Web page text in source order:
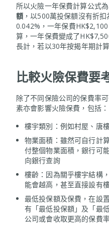
所以火險一年保費計算公式為
額 ，以500萬投保額沒有折
0.042%，一年保費
算，一年保費變成了
長計，若以30年按揭年期計
比較火險保費要
除了不同保險公司的保費率
素亦會影響火險保費，包括：
樓宇類別：例如村屋、唐
物業面積：雖然可自行計
付整個物業面積，銀行可
向銀行查詢
樓齡：因為關乎樓宇結構
能會越高，甚至直接設有
最低投保額及保費，在設
有「最低投保額」及「最
公司或會收取更高的保費